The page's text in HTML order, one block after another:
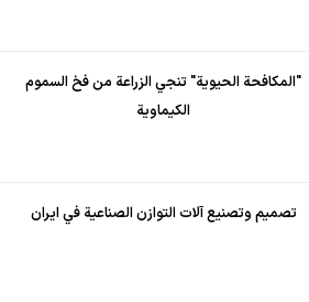
"المكافحة الحيوية" تنجي الزراعة من فخ السموم
الكيماوية
تصميم وتصنيع آلات التوازن الصناعية في ايران